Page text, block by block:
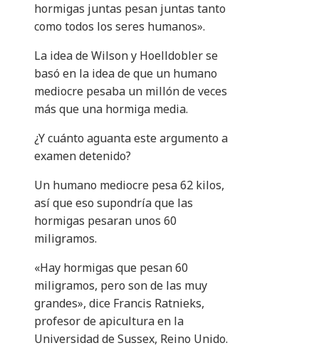
hormigas juntas pesan juntas tanto
como todos los seres humanos».
La idea de Wilson y Hoelldobler se
basó en la idea de que un humano
mediocre pesaba un millón de veces
más que una hormiga media.
¿Y cuánto aguanta este argumento a
examen detenido?
Un humano mediocre pesa 62 kilos,
así que eso supondría que las
hormigas pesaran unos 60
miligramos.
«Hay hormigas que pesan 60
miligramos, pero son de las muy
grandes», dice Francis Ratnieks,
profesor de apicultura en la
Universidad de Sussex, Reino Unido.